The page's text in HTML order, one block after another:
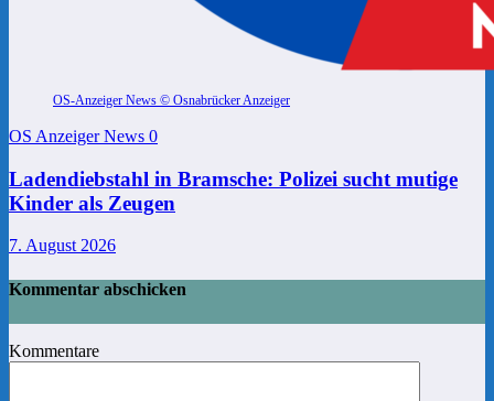
OS-Anzeiger News © Osnabrücker Anzeiger
OS Anzeiger News 0
Ladendiebstahl in Bramsche: Polizei sucht mutige
Kinder als Zeugen
7. August 2026
Kommentar abschicken
Kommentare